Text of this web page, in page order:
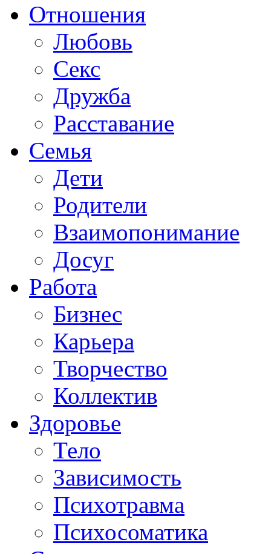
Отношения
Любовь
Секс
Дружба
Расставание
Семья
Дети
Родители
Взаимопонимание
Досуг
Работа
Бизнес
Карьера
Творчество
Коллектив
Здоровье
Тело
Зависимость
Психотравма
Психосоматика